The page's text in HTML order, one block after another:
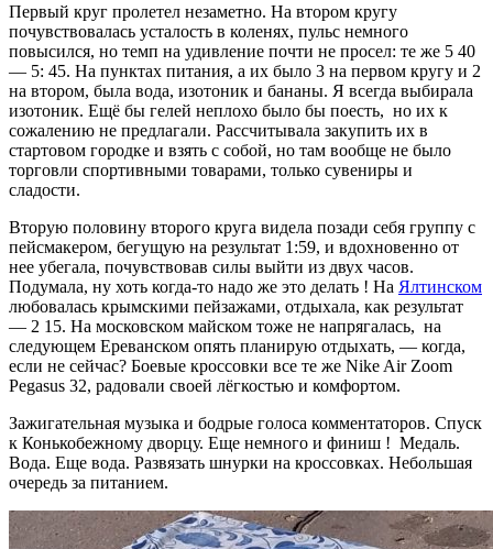
Первый круг пролетел незаметно. На втором кругу
почувствовалась усталость в коленях, пульс немного
повысился, но темп на удивление почти не просел: те же 5 40
— 5: 45. На пунктах питания, а их было 3 на первом кругу и 2
на втором, была вода, изотоник и бананы. Я всегда выбирала
изотоник. Ещё бы гелей неплохо было бы поесть, но их к
сожалению не предлагали. Рассчитывала закупить их в
стартовом городке и взять с собой, но там вообще не было
торговли спортивными товарами, только сувениры и
сладости.
Вторую половину второго круга видела позади себя группу с
пейсмакером, бегущую на результат 1:59, и вдохновенно от
нее убегала, почувствовав силы выйти из двух часов.
Подумала, ну хоть когда-то надо же это делать ! На Ялтинском
любовалась крымскими пейзажами, отдыхала, как результат
— 2 15. На московском майском тоже не напрягалась, на
следующем Ереванском опять планирую отдыхать, — когда,
если не сейчас? Боевые кроссовки все те же Nike Air Zoom
Pegasus 32, радовали своей лёгкостью и комфортом.
Зажигательная музыка и бодрые голоса комментаторов. Спуск
к Конькобежному дворцу. Еще немного и финиш ! Медаль.
Вода. Еще вода. Развязать шнурки на кроссовках. Небольшая
очередь за питанием.